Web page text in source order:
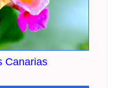
Canarias